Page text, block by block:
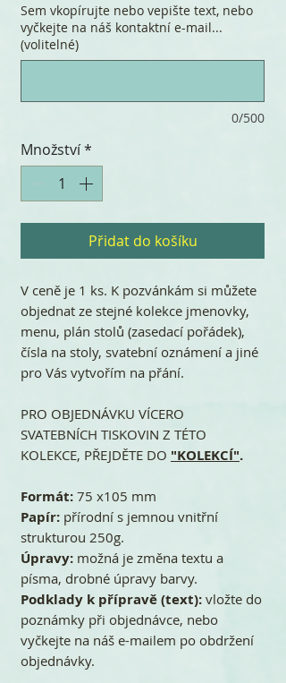
Sem vkopírujte nebo vepište text, nebo
vyčkejte na náš kontaktní e-mail...
(volitelné)
0/500
Množství*
Přidat do košíku
V ceně je 1 ks. K pozvánkám si můžete
objednat ze stejné kolekce jmenovky,
menu, plán stolů (zasedací pořádek),
čísla na stoly, svatební oznámení a jiné
pro Vás vytvořím na přání.
PRO OBJEDNÁVKU VÍCERO
SVATEBNÍCH TISKOVIN Z TÉTO
KOLEKCE, PŘEJDĚTE DO "KOLEKCÍ".
Formát: 75 x105 mm
Papír: přírodní s jemnou vnitřní
strukturou 250g.
Úpravy: možná je změna textu a
písma, drobné úpravy barvy.
Podklady k přípravě (text): vložte do
poznámky při objednávce, nebo
vyčkejte na náš e-mailem po obdržení
objednávky.